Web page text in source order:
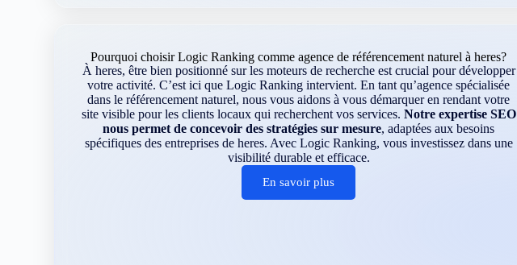
Pourquoi choisir Logic Ranking comme agence de référencement naturel à heres?
À heres, être bien positionné sur les moteurs de recherche est crucial pour développer
votre activité. C’est ici que Logic Ranking intervient. En tant qu’agence spécialisée
dans le référencement naturel, nous vous aidons à vous démarquer en rendant votre
site visible pour les clients locaux qui recherchent vos services. Notre expertise SEO
nous permet de concevoir des stratégies sur mesure, adaptées aux besoins
spécifiques des entreprises de heres. Avec Logic Ranking, vous investissez dans une
visibilité durable et efficace.
En savoir plus